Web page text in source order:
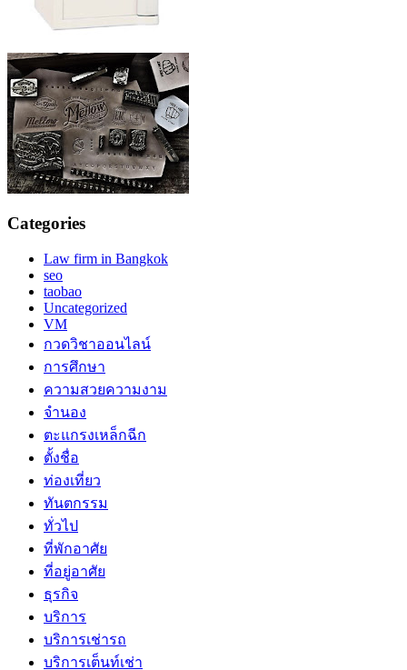
Categories
Law firm in Bangkok
seo
taobao
Uncategorized
VM
กวดวิชาออนไลน์
การศึกษา
ความสวยความงาม
จำนอง
ตะแกรงเหล็กฉีก
ตั้งชื่อ
ท่องเที่ยว
ทันตกรรม
ทั่วไป
ที่พักอาศัย
ที่อยู่อาศัย
ธุรกิจ
บริการ
บริการเช่ารถ
บริการเต็นท์เช่า